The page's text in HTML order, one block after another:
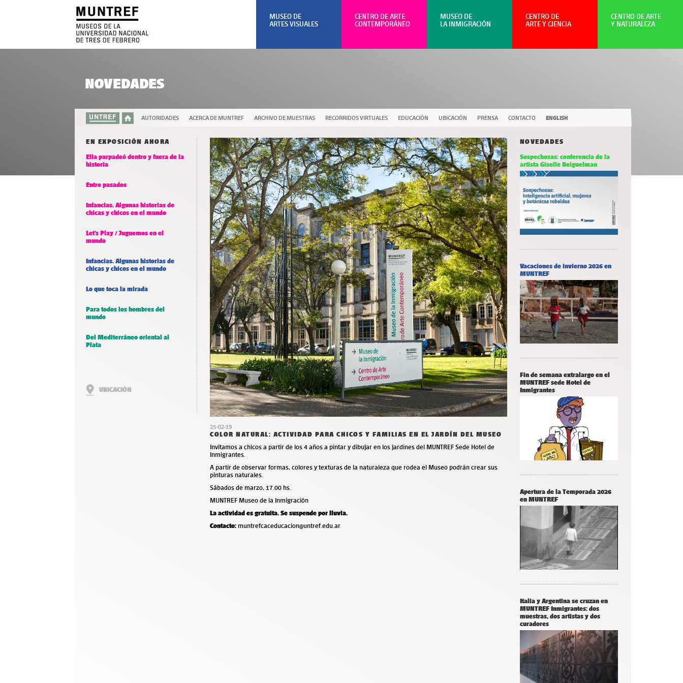
AUTORIDADES ACERCA DE MUNTREF ARCHIVO DE MUESTRAS RECORRIDOS VIRTUALES EDUCACIÓN UBICACIÓN PRENSA CONTACTO ENGLISH
NOVEDADES
EN EXPOSICIÓN AHORA
Ella parpadeó dentro y fuera de la
historia
Entre pasados
Infancias. Algunas historias de
chicas y chicos en el mundo
Let’s Play / Juguemos en el
mundo
Infancias. Algunas historias de
chicas y chicos en el mundo
Lo que toca la mirada
Para todos los hombres del
mundo
Del Mediterráneo oriental al
Plata
UBICACIÓN
25-02-19
COLOR NATURAL: ACTIVIDAD PARA CHICOS Y FAMILIAS EN EL JARDÍN DEL MUSEO
Invitamos a chicos a partir de los 4 años a pintar y dibujar en los jardines del MUNTREF Sede Hotel de
Inmigrantes.
A partir de observar formas, colores y texturas de la naturaleza que rodea el Museo podrán crear sus
pinturas naturales.
Sábados de marzo, 17.00 hs.
MUNTREF Museo de la Inmigración
La actividad es gratuita. Se suspende por lluvia.
Contacto:muntrefcaceducacion@untref.edu.ar
NOVEDADES
Sospechosas: conferencia de la
artista Giselle Beiguelman
Vacaciones de invierno 2026 en
MUNTREF
Fin de semana extralargo en el
MUNTREF sede Hotel de
Inmigrantes
Apertura de la Temporada 2026
en MUNTREF
Italia y Argentina se cruzan en
MUNTREF Inmigrantes: dos
muestras, dos artistas y dos
curadores
CENTRO DE ARTE
Y NATURALEZA
CENTRO DE
ARTE Y CIENCIA
MUSEO DE
LA INMIGRACIÓN
CENTRO DE ARTE
CONTEMPORÁNEO
MUSEO DE
ARTES VISUALES